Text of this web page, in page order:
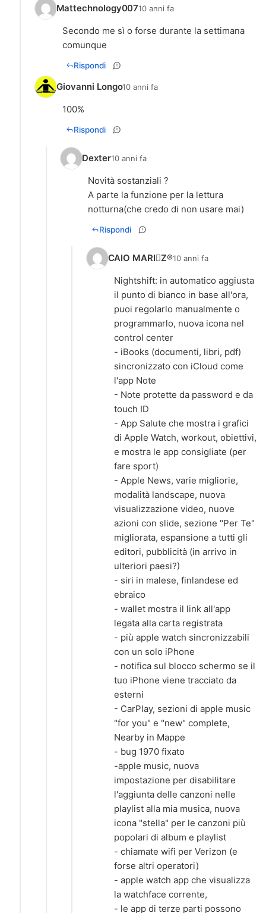
Mattechnology00710 anni fa
Secondo me sì o forse durante la settimana
comunque
Rispondi
Giovanni Longo10 anni fa
100%
Rispondi
Dexter10 anni fa
Novità sostanziali ?
A parte la funzione per la lettura
notturna(che credo di non usare mai)
Rispondi
CAIO MARIZ®10 anni fa
Nightshift: in automatico aggiusta
il punto di bianco in base all'ora,
puoi regolarlo manualmente o
programmarlo, nuova icona nel
control center
- iBooks (documenti, libri, pdf)
sincronizzato con iCloud come
l'app Note
- Note protette da password e da
touch ID
- App Salute che mostra i grafici
di Apple Watch, workout, obiettivi,
e mostra le app consigliate (per
fare sport)
- Apple News, varie migliorie,
modalità landscape, nuova
visualizzazione video, nuove
azioni con slide, sezione "Per Te"
migliorata, espansione a tutti gli
editori, pubblicità (in arrivo in
ulteriori paesi?)
- siri in malese, finlandese ed
ebraico
- wallet mostra il link all'app
legata alla carta registrata
- più apple watch sincronizzabili
con un solo iPhone
- notifica sul blocco schermo se il
tuo iPhone viene tracciato da
esterni
- CarPlay, sezioni di apple music
"for you" e "new" complete,
Nearby in Mappe
- bug 1970 fixato
-apple music, nuova
impostazione per disabilitare
l'aggiunta delle canzoni nelle
playlist alla mia musica, nuova
icona "stella" per le canzoni più
popolari di album e playlist
- chiamate wifi per Verizon (e
forse altri operatori)
- apple watch app che visualizza
la watchface corrente,
- le app di terze parti possono